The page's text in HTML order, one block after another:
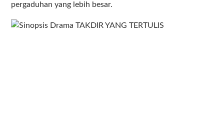
pergaduhan yang lebih besar.